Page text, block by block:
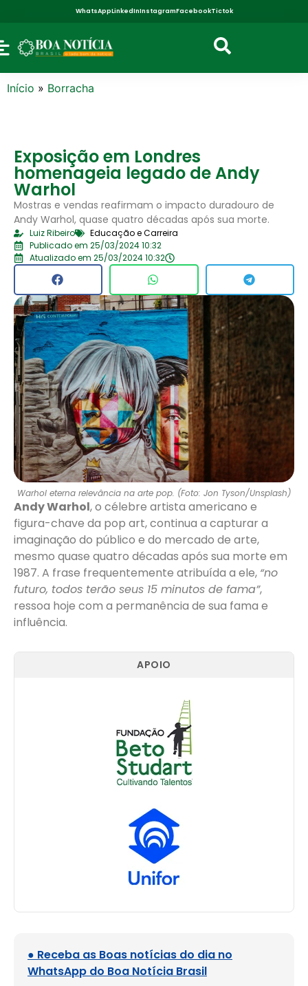
WhatsAppLinkedInInstagramFacebookTictok
Início » Borracha
Exposição em Londres
homenageia legado de Andy
Warhol
Mostras e vendas reafirmam o impacto duradouro de
Andy Warhol, quase quatro décadas após sua morte.
Luiz Ribeiro
Educação e Carreira
Publicado em 25/03/2024 10:32
Atualizado em 25/03/2024 10:32
Warhol eterna relevância na arte pop. (Foto: Jon Tyson/Unsplash)
Andy Warhol, o célebre artista americano e
figura-chave da pop art, continua a capturar a
imaginação do público e do mercado de arte,
mesmo quase quatro décadas após sua morte em
1987. A frase frequentemente atribuída a ele, “no
futuro, todos terão seus 15 minutos de fama”,
ressoa hoje com a permanência de sua fama e
influência.
APOIO
● Receba as Boas notícias do dia no
WhatsApp do Boa Notícia Brasil